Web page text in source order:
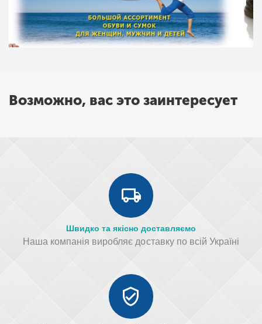
Возможно, вас это заинтересует
Швидко та якісно доставляємо
Наша компанія виробляє доставку по всій Україні